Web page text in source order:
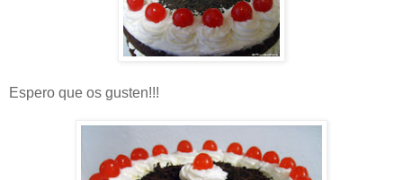
Espero que os gusten!!!